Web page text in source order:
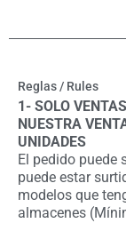
Reglas / Rules
1- SOLO
NUESTRA
UNIDADES
El pedido puede
puede estar
modelos que
almacenes